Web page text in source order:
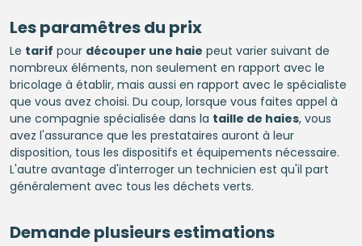
Les paramêtres du prix
Le tarif pour découper une haie peut varier suivant de
nombreux éléments, non seulement en rapport avec le
bricolage à établir, mais aussi en rapport avec le spécialiste
que vous avez choisi. Du coup, lorsque vous faites appel à
une compagnie spécialisée dans la taille de haies, vous
avez l'assurance que les prestataires auront à leur
disposition, tous les dispositifs et équipements nécessaire.
L'autre avantage d'interroger un technicien est qu'il part
généralement avec tous les déchets verts.
Demande plusieurs estimations